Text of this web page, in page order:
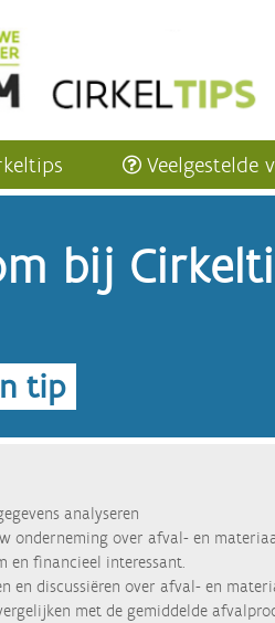
Veelgestelde
bij
tip
analyseren
onderneming over afval- en
en financieel interessant.
en discussiëren over afval- en
met de gemiddelde